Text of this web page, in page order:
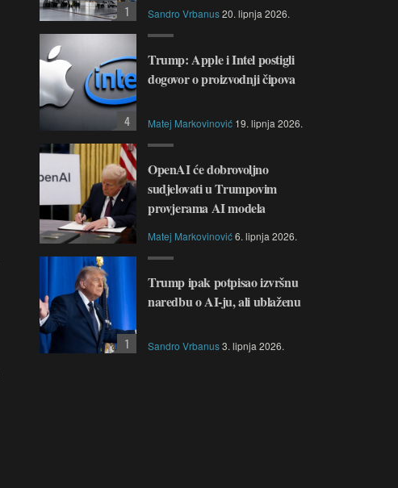
Sandro Vrbanus20. lipnja 2026.
1
Trump: Apple i Intel postigli
dogovor o proizvodnji čipova
Matej Markovinović 19. lipnja 2026.
4
OpenAI će dobrovoljno
sudjelovati u Trumpovim
provjerama AI modela
Matej Markovinović6. lipnja 2026.
Trump ipak potpisao izvršnu
naredbu o AI-ju, ali ublaženu
Sandro Vrbanus3. lipnja 2026.
1